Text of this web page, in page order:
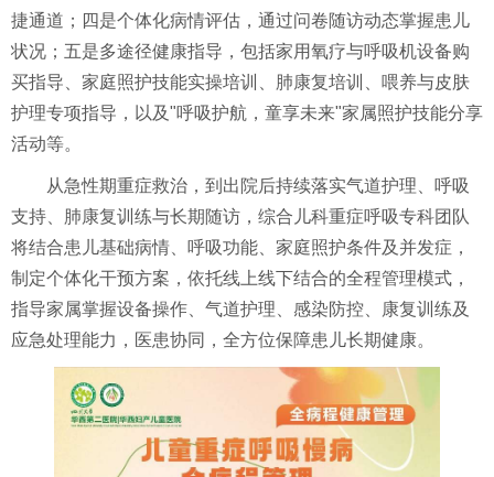
捷通道；四是个体化病情评估，通过问卷随访动态掌握患儿
状况；五是多途径健康指导，包括家用氧疗与呼吸机设备购
买指导、家庭照护技能实操培训、肺康复培训、喂养与皮肤
护理专项指导，以及"呼吸护航，童享未来"家属照护技能分享
活动等。
从急性期重症救治，到出院后持续落实气道护理、呼吸
支持、肺康复训练与长期随访，综合儿科重症呼吸专科团队
将结合患儿基础病情、呼吸功能、家庭照护条件及并发症，
制定个体化干预方案，依托线上线下结合的全程管理模式，
指导家属掌握设备操作、气道护理、感染防控、康复训练及
应急处理能力，医患协同，全方位保障患儿长期健康。